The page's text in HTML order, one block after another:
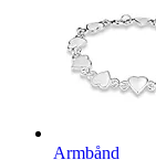
Armbånd